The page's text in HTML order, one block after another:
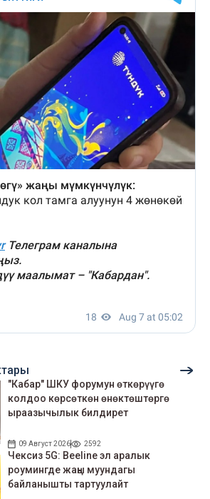
"Кабар" ШКУ форумун өткөрүүгө
колдоо көрсөткөн өнөктөштөргө
ыраазычылык билдирет
09 Август 2026 2592
Чексиз 5G: Beeline эл аралык
роумингде жаңы муундагы
байланышты тартуулайт